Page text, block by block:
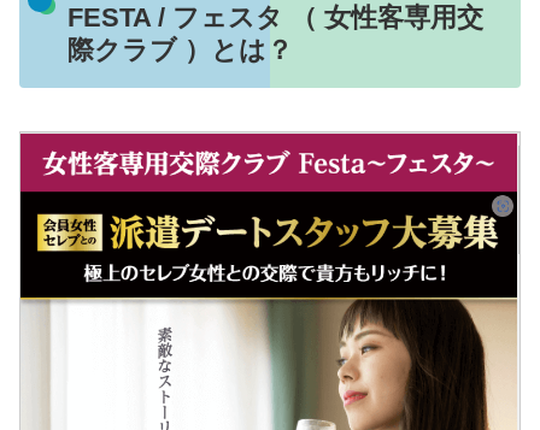
FESTA / フェスタ （ 女性客専用交
際クラブ ）とは？